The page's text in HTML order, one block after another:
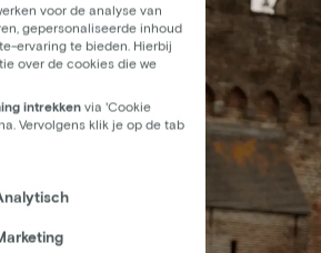
voor de analyse van
gepersonaliseerde inhoud
ervaring te bieden. Hierbij
over de cookies die we
intrekken via 'Cookie
Vervolgens klik je op de tab